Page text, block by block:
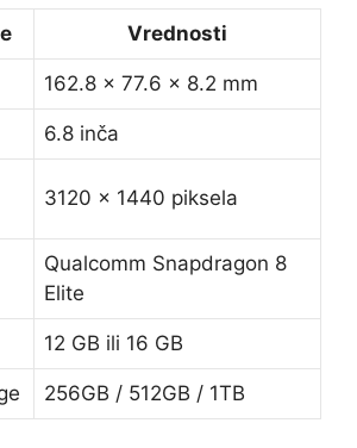
Vrednosti
162.8 x 77.6 x 8.2 mm
6.8 inča
3120 x 1440 piksela
Qualcomm Snapdragon 8
Elite
12 GB ili 16 GB
256GB / 512GB / 1TB